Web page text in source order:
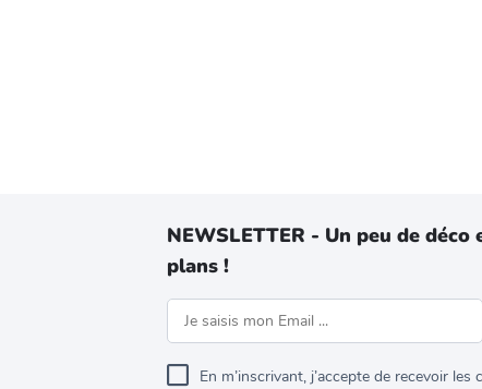
NEWSLETTER - Un peu de déco
plans !
En m’inscrivant, j’accepte de recevoir